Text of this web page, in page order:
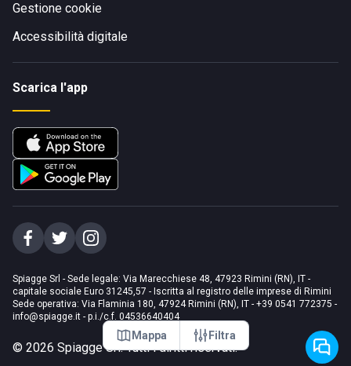
Mappa Filtra
Gestione cookie
Accessibilità digitale
Scarica l'app
Spiagge Srl - Sede legale: Via Marecchiese 48, 47923 Rimini (RN), IT -
capitale sociale Euro 31245,57 - Iscritta al registro delle imprese di Rimini
Sede operativa: Via Flaminia 180, 47924 Rimini (RN), IT - +39 0541 772375 -
info@spiagge.it - p.i./c.f. 04536640404
© 2026 Spiagge Srl. Tutti i diritti riservati.